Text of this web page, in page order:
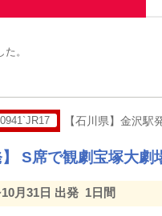
。
【石川県】金沢駅
】 S席で観劇宝塚大劇
月31日 出発 1日間